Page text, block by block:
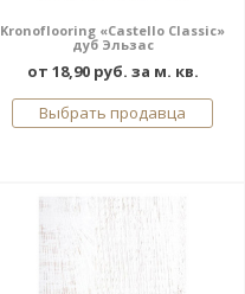
Kronoflooring «Castello Classic»
дуб Эльзас
от 18,90 руб. за м. кв.
Выбрать продавца